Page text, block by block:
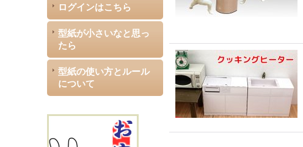
ログインはこちら
型紙が小さいなと思っ
たら
型紙の使い方とルール
について